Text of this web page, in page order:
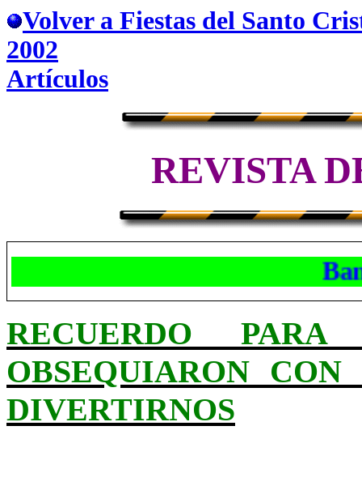
Volver a Fiestas del Santo
2002
Artículos
REVISTA
RECUERDO
OBSEQUIARON
DIVERTIRNOS